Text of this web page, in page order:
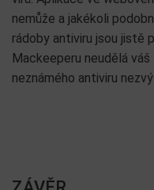
nemůže a jakékoli
rádoby antiviru jsou jistě
Mackeeperu neudělá
neznámého antiviru